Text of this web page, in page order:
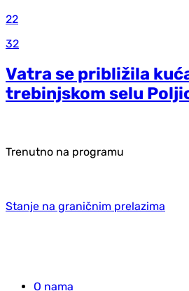
22
32
Vatra se približila
trebinjskom selu
Trenutno na programu
Stanje na graničnim prelazima
O nama